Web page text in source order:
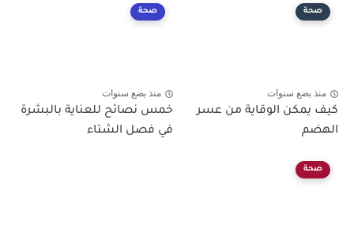
صحة
منذ بضع سنوات
كيف يمكن الوقاية من عسر
الهضم
صحة
منذ بضع سنوات
خمس نصائح للعناية بالبشرة
في فصل الشتاء
صحة